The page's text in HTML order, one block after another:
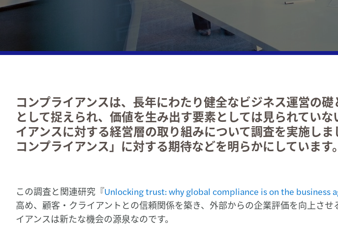
ケーション
コンプライアンスは、長年にわたり健全なビジネス運営の
として捉えられ、価値を生み出す要素としては見られてい
イアンスに対する経営層の取り組みについて調査を実施し
コンプライアンス」に対する期待などを明らかにしています。
この調査と関連研究『Unlocking trust: why global compliance is on the business
高め、顧客・クライアントとの信頼関係を築き、外部からの企業評価を向上さ
イアンスは新たな機会の源泉なのです。